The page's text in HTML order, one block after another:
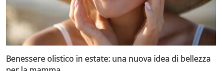
Benessere olistico in estate: una nuova idea di bellezza